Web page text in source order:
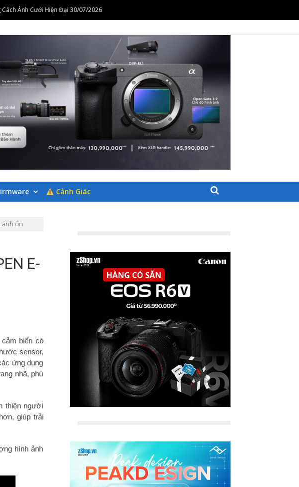
Ảnh Cưới Hiện Đại 30/07/2026
Ảnh Cưới Hiện Đại 30/07/2026
Cùng Alpha 25/07/2026
PHẨM CÔNG NGHỆ
Cảnh Giác
ảnh ổn
E-
biến có
sensor,
ứng dụng
nhã, phù
thiện người
giúp trải
hình ảnh